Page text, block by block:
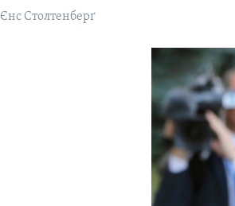
Єнс Столтенберґ